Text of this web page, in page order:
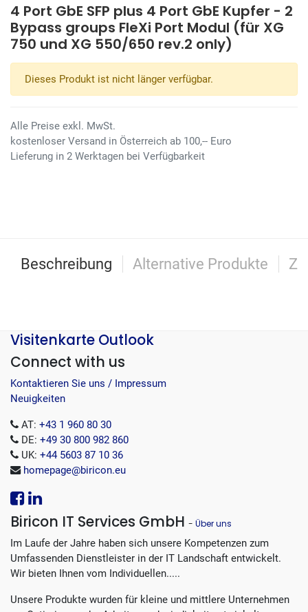
4 Port GbE SFP plus 4 Port GbE Kupfer - 2
Bypass groups FleXi Port Modul (für XG
750 und XG 550/650 rev.2 only)
Dieses Produkt ist nicht länger verfügbar.
Alle Preise exkl. MwSt.
kostenloser Versand in Österreich ab 100,-- Euro
Lieferung in 2 Werktagen bei Verfügbarkeit
Beschreibung Alternative Produkte
Visitenkarte Outlook
Connect with us
Kontaktieren Sie uns / Impressum
Neuigkeiten
AT: +43 1 960 80 30
DE: +49 30 800 982 860
UK: +44 5603 87 10 36
homepage@biricon.eu
Biricon IT Services GmbH - Über uns
Im Laufe der Jahre haben sich unsere Kompetenzen zum
Umfassenden Dienstleister in der IT Landschaft entwickelt.
Wir bieten Ihnen vom Individuellen.....
Unsere Produkte wurden für kleine und mittlere Unternehmen